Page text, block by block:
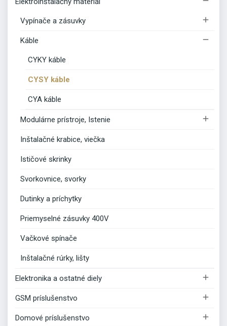
Vypínače a zásuvky 
Káble 
CYKY káble
CYSY káble
CYA káble
Modulárne prístroje, Istenie 
Inštalačné krabice, viečka
Ističové skrinky
Svorkovnice, svorky
Dutinky a príchytky
Priemyselné zásuvky 400V
Vačkové spínače
Inštalačné rúrky, lišty
Elektronika a ostatné diely 
GSM príslušenstvo 
Domové príslušenstvo 